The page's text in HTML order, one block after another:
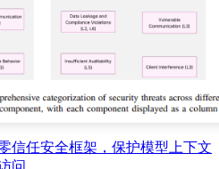
信任安全框架，保护模型上下文
问